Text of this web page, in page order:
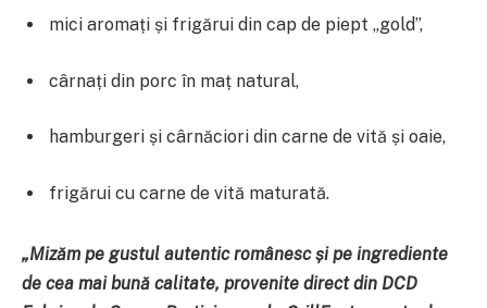
mici aromați și frigărui din cap de piept „gold”,
cârnați din porc în maț natural,
hamburgeri și cârnăciori din carne de vită și oaie,
frigărui cu carne de vită maturată.
„Mizăm pe gustul autentic românesc și pe ingrediente
de cea mai bună calitate, provenite direct din DCD